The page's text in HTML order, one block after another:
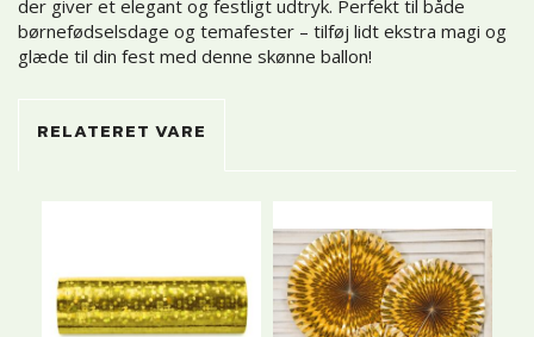
der giver et elegant og festligt udtryk. Perfekt til både
børnefødselsdage og temafester – tilføj lidt ekstra magi og
glæde til din fest med denne skønne ballon!
RELATERET VARE